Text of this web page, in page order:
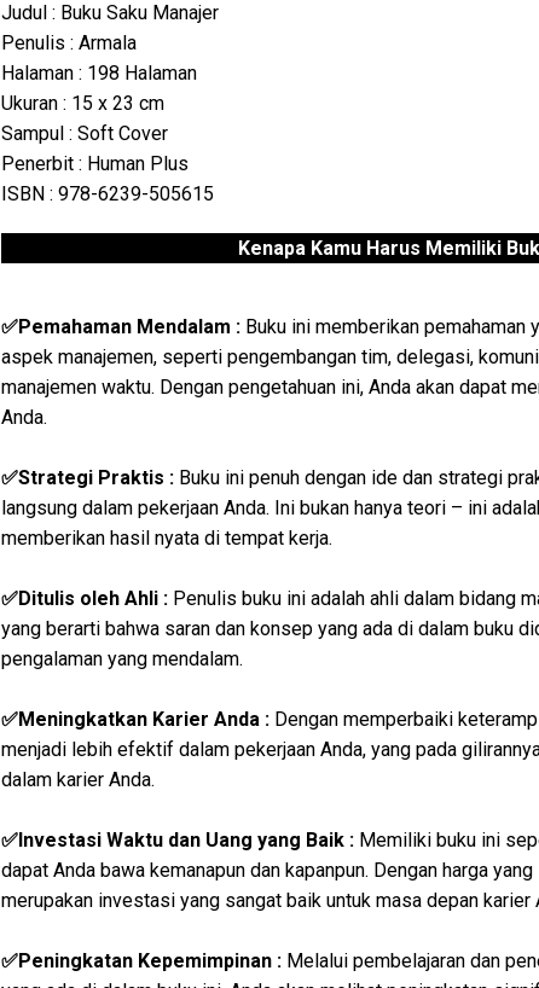
Judul : Buku Saku Manajer
Penulis : Armala
Halaman : 198 Halaman
Ukuran : 15 x 23 cm
Sampul : Soft Cover
Penerbit : Human Plus
ISBN : 978-6239-505615
Kenapa Kamu Harus Memiliki
✅Pemahaman Mendalam : Buku ini memberikan pemahaman
aspek manajemen, seperti pengembangan tim, delegasi,
manajemen waktu. Dengan pengetahuan ini, Anda akan dapat
Anda.
✅Strategi Praktis : Buku ini penuh dengan ide dan strategi
langsung dalam pekerjaan Anda. Ini bukan hanya teori – ini
memberikan hasil nyata di tempat kerja.
✅Ditulis oleh Ahli : Penulis buku ini adalah ahli dalam bidang
yang berarti bahwa saran dan konsep yang ada di dalam buku
pengalaman yang mendalam.
✅Meningkatkan Karier Anda : Dengan memperbaiki
menjadi lebih efektif dalam pekerjaan Anda, yang pada
dalam karier Anda.
✅Investasi Waktu dan Uang yang Baik : Memiliki buku ini
dapat Anda bawa kemanapun dan kapanpun. Dengan harga
merupakan investasi yang sangat baik untuk masa depan karier
✅Peningkatan Kepemimpinan : Melalui pembelajaran dan